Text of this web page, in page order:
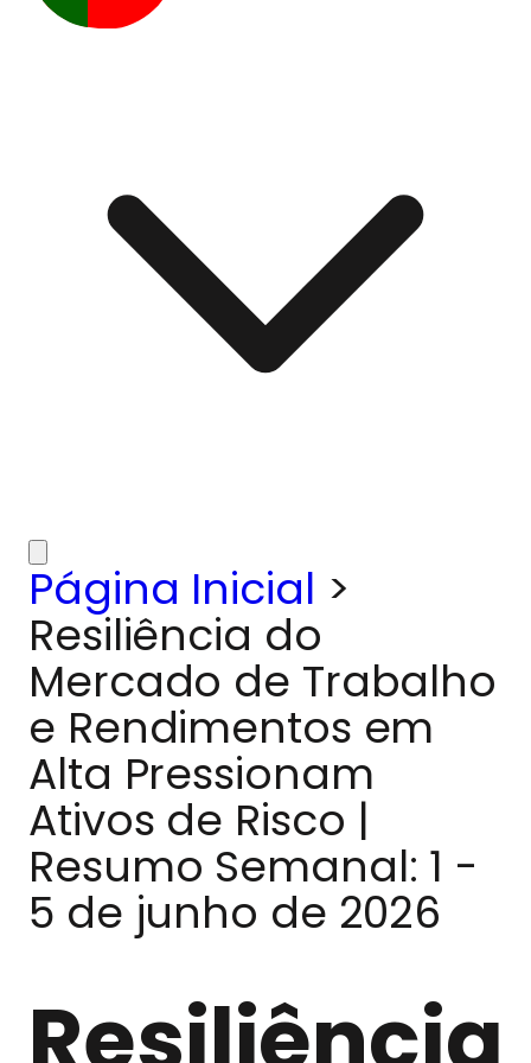
Página Inicial >
Resiliência do
Mercado de Trabalho
e Rendimentos em
Alta Pressionam
Ativos de Risco |
Resumo Semanal: 1 -
5 de junho de 2026